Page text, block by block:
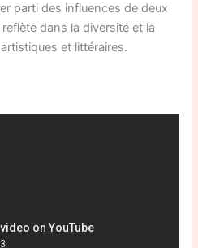
parti des influences de deux
dans la diversité et la
et littéraires.